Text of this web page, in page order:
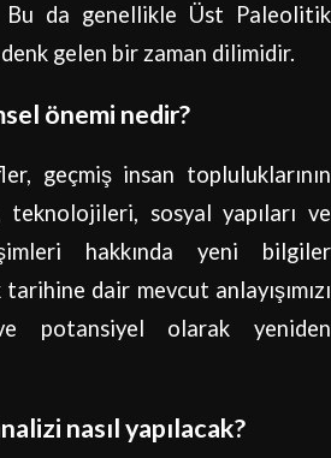
Bu da genellikle Üst Paleolitik
denk gelen bir zaman dilimidir.
önemi nedir?
geçmiş insan topluluklarının
teknolojileri, sosyal yapıları ve
hakkında yeni bilgiler
dair mevcut anlayışımızı
potansiyel olarak yeniden
nasıl yapılacak?